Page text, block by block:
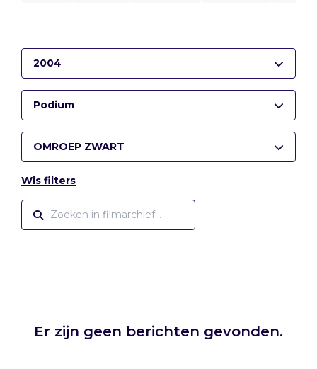
2004
Podium
OMROEP ZWART
Wis filters
Er zijn geen berichten gevonden.